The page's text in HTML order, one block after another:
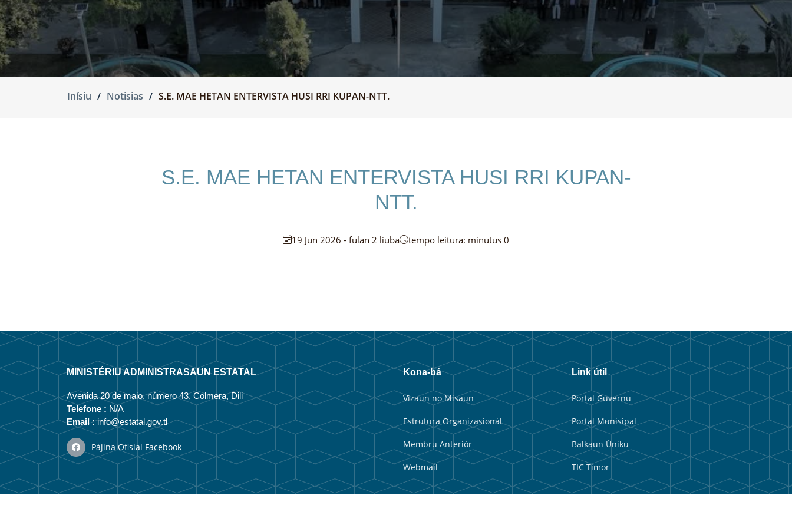
Inísiu Notisias S.E. MAE HETAN ENTERVISTA HUSI RRI KUPAN-NTT.
S.E. MAE HETAN ENTERVISTA HUSI RRI KUPAN-
NTT.
19 Jun 2026 - fulan 2 liuba tempo leitura: minutus 0
MINISTÉRIU ADMINISTRASAUN ESTATAL
Avenida 20 de maio, número 43, Colmera, Dili
Telefone : N/A
Email :info@estatal.gov.tl
Pájina Ofisial Facebook
Kona-bá
Vizaun no Misaun
Estrutura Organizasionál
Membru Anteriór
Webmail
Link útil
Portal Guvernu
Portal Munisipal
Balkaun Úniku
TIC Timor